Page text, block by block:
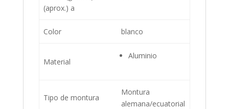
(aprox.) a
Color blanco
Material
Aluminio
Tipo de montura
Montura
alemana/ecuatorial